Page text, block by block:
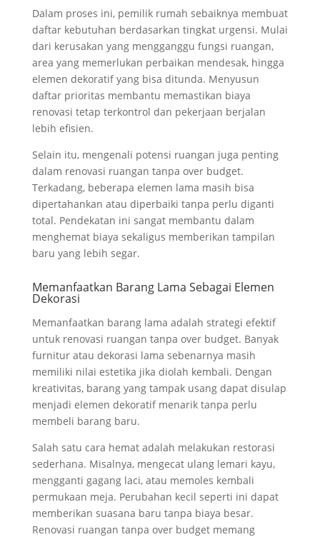
Dalam proses ini, pemilik rumah sebaiknya membuat
daftar kebutuhan berdasarkan tingkat urgensi. Mulai
dari kerusakan yang mengganggu fungsi ruangan,
area yang memerlukan perbaikan mendesak, hingga
elemen dekoratif yang bisa ditunda. Menyusun
daftar prioritas membantu memastikan biaya
renovasi tetap terkontrol dan pekerjaan berjalan
lebih efisien.
Selain itu, mengenali potensi ruangan juga penting
dalam renovasi ruangan tanpa over budget.
Terkadang, beberapa elemen lama masih bisa
dipertahankan atau diperbaiki tanpa perlu diganti
total. Pendekatan ini sangat membantu dalam
menghemat biaya sekaligus memberikan tampilan
baru yang lebih segar.
Memanfaatkan Barang Lama Sebagai Elemen
Dekorasi
Memanfaatkan barang lama adalah strategi efektif
untuk renovasi ruangan tanpa over budget. Banyak
furnitur atau dekorasi lama sebenarnya masih
memiliki nilai estetika jika diolah kembali. Dengan
kreativitas, barang yang tampak usang dapat disulap
menjadi elemen dekoratif menarik tanpa perlu
membeli barang baru.
Salah satu cara hemat adalah melakukan restorasi
sederhana. Misalnya, mengecat ulang lemari kayu,
mengganti gagang laci, atau memoles kembali
permukaan meja. Perubahan kecil seperti ini dapat
memberikan suasana baru tanpa biaya besar.
Renovasi ruangan tanpa over budget memang